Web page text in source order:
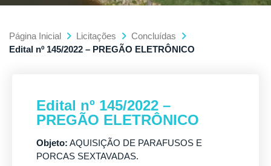
Página Inicial Licitações
Concluídas
Edital nº 145/2022 – PREGÃO ELETRÔNICO
Edital nº 145/2022 –
PREGÃO ELETRÔNICO
Objeto: AQUISIÇÃO DE PARAFUSOS E
PORCAS SEXTAVADAS.